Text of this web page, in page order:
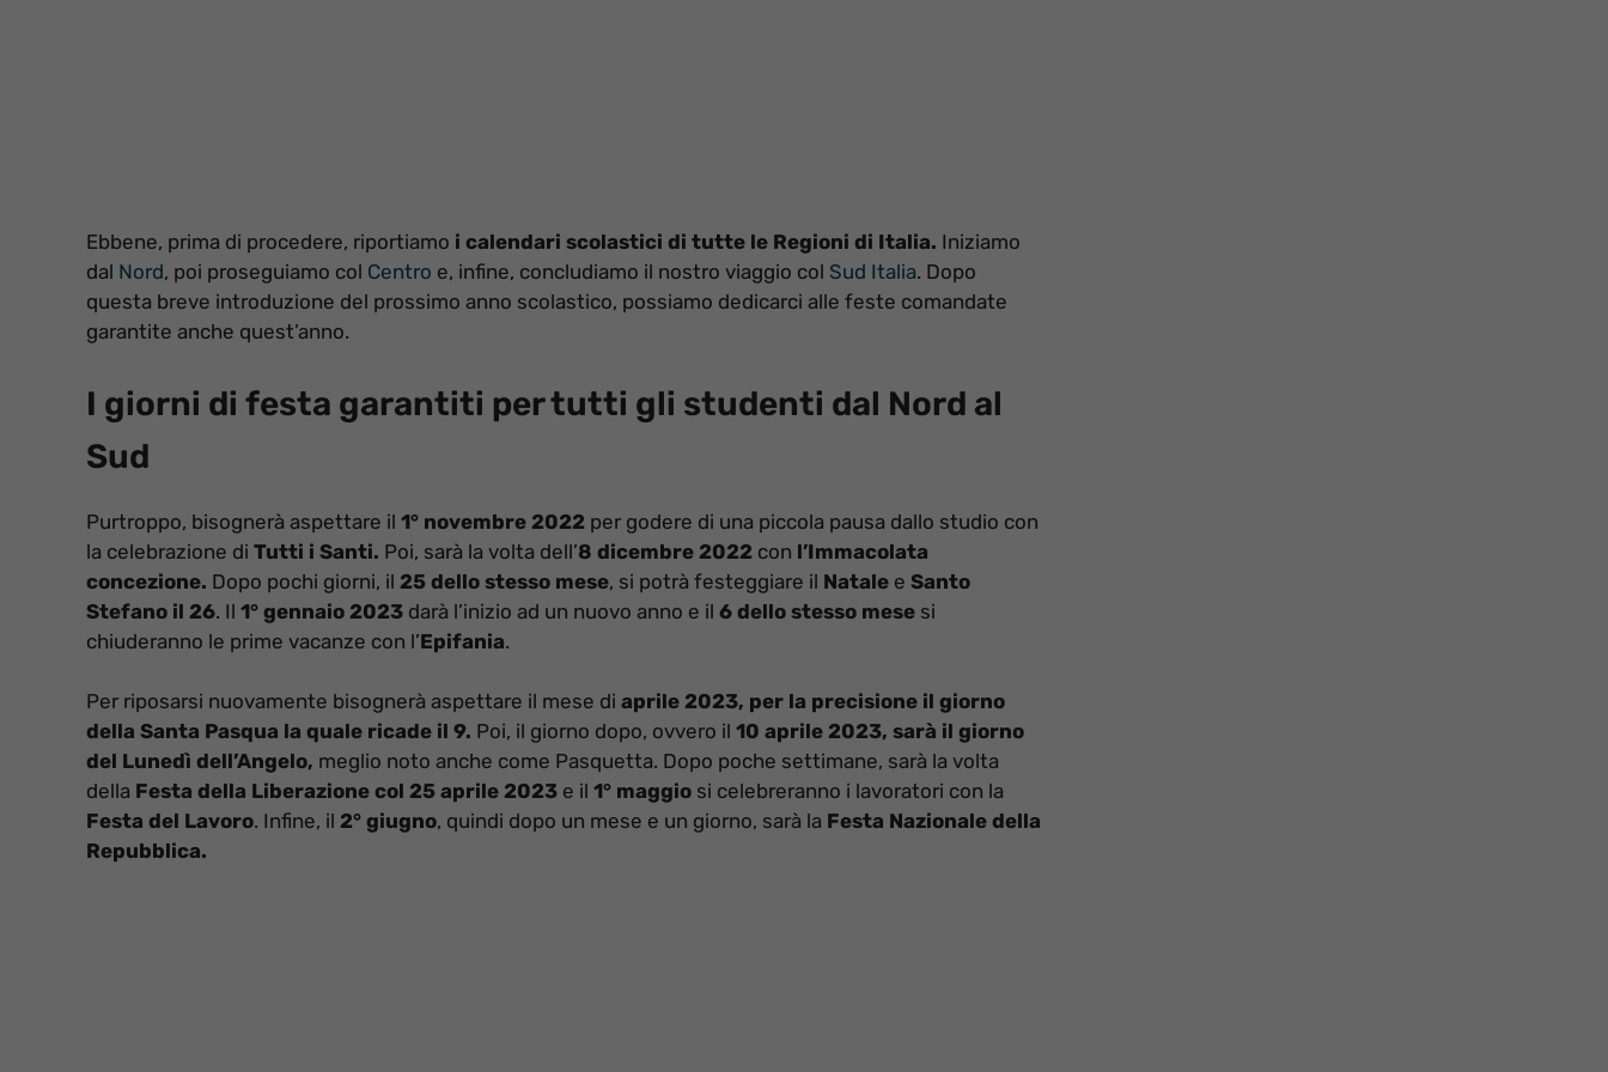
Ebbene, prima di procedere, riportiamo i calendari scolastici di tutte le Regioni di Italia. Iniziamo
dal Nord, poi proseguiamo col Centro e, infine, concludiamo il nostro viaggio col Sud Italia. Dopo
questa breve introduzione del prossimo anno scolastico, possiamo dedicarci alle feste comandate
garantite anche quest’anno.
I giorni di festa garantiti per tutti gli studenti dal Nord al
Sud
Purtroppo, bisognerà aspettare il 1° novembre 2022 per godere di una piccola pausa dallo studio con
la celebrazione di Tutti i Santi. Poi, sarà la volta dell’8 dicembre 2022 con l’Immacolata
concezione. Dopo pochi giorni, il 25 dello stesso mese, si potrà festeggiare il Natale e Santo
Stefano il 26. Il 1° gennaio 2023 darà l’inizio ad un nuovo anno e il 6 dello stesso mese si
chiuderanno le prime vacanze con l’Epifania.
Per riposarsi nuovamente bisognerà aspettare il mese di aprile 2023, per la precisione il giorno
della Santa Pasqua la quale ricade il 9. Poi, il giorno dopo, ovvero il 10 aprile 2023, sarà il giorno
del Lunedì dell’Angelo, meglio noto anche come Pasquetta. Dopo poche settimane, sarà la volta
della Festa della Liberazione col 25 aprile 2023 e il 1° maggio si celebreranno i lavoratori con la
Festa del Lavoro. Infine, il 2° giugno, quindi dopo un mese e un giorno, sarà la Festa Nazionale della
Repubblica.